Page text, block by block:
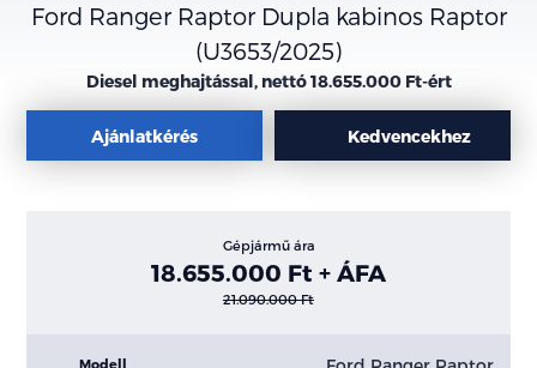
Ford Ranger Raptor Dupla kabinos Raptor
(U3653/2025)
Diesel meghajtással, nettó 18.655.000 Ft-ért
Ajánlatkérés Kedvencekhez
Gépjármű ára
18.655.000 Ft + ÁFA
21.090.000 Ft
Modell